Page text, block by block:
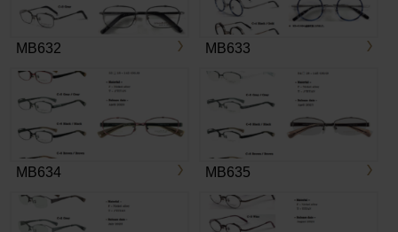
MB632 MB633
MB634 MB635